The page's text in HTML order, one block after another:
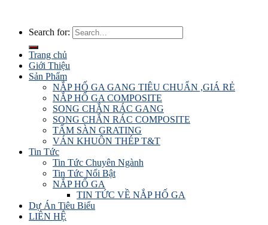
Search for:
Trang chủ
Giới Thiệu
Sản Phẩm
NẮP HỐ GA GANG TIÊU CHUẨN ,GIÁ RẺ
NẮP HỐ GA COMPOSITE
SONG CHẮN RÁC GANG
SONG CHẮN RÁC COMPOSITE
TẤM SÀN GRATING
VÁN KHUÔN THÉP T&T
Tin Tức
Tin Tức Chuyên Ngành
Tin Tức Nổi Bật
NẮP HỐ GA
TIN TỨC VỀ NẮP HỐ GA
Dự Án Tiêu Biểu
LIÊN HỆ